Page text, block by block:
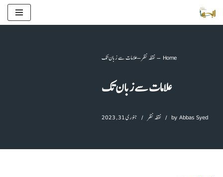
Skip
Home
–نقطہ نظر–علامات سے زبان تک
علامات سے زبان تک
by Abbas Syed نقطہ نظر جنوری 31, 2023